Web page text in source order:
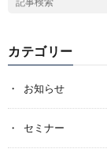
カテゴリー
お知らせ
セミナー